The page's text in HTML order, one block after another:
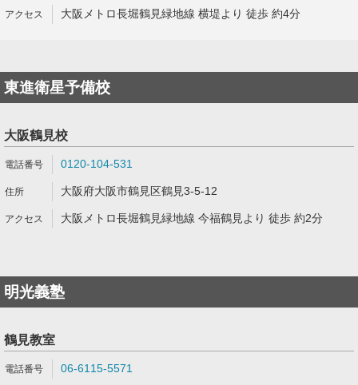
大阪メトロ長堀鶴見緑地線 横堤より 徒歩 約4分
東進衛星予備校
大阪鶴見校
0120-104-531
大阪府大阪市鶴見区鶴見3-5-12
大阪メトロ長堀鶴見緑地線 今福鶴見より 徒歩 約2分
明光義塾
鶴見教室
06-6115-5571